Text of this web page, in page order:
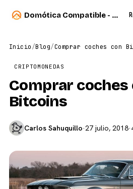
Domótica Compatible - Carlos Sahuquillo
Inicio/Blog/Comprar coches con
CRIPTOMONEDAS
Comprar coches
Bitcoins
Carlos Sahuquillo·27 julio, 2018·